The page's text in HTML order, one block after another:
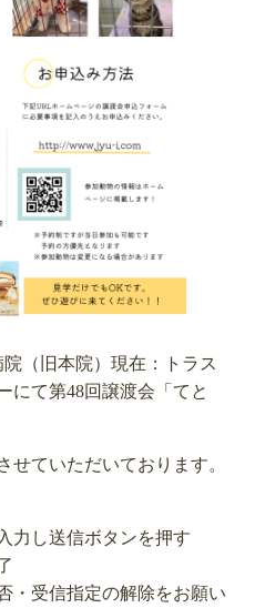
（旧本院）現在：トラス
にて第48回譲渡会「てと
せていただいております。
力し送信ボタンを押す
・受信指定の解除をお願い